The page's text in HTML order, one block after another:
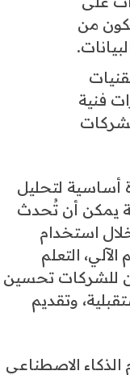
من
فنية
أساسية لتحليل
يمكن أن تُحدث
استخدام
التعلم
للشركات تحسين
وتقديم
الاصطناعي